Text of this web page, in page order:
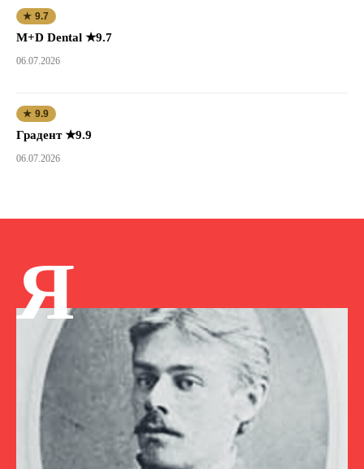
★ 9.7
M+D Dental ★9.7
06.07.2026
★ 9.9
Градент ★9.9
06.07.2026
Я